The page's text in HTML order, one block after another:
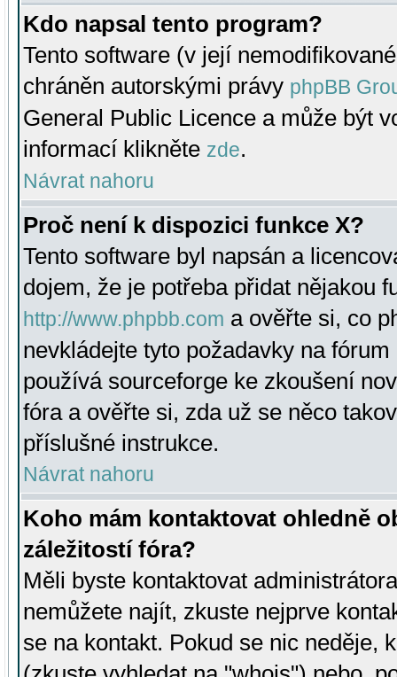
Kdo napsal tento program?
Tento software (v její
chráněn autorskými právy phpBB
General Public Licence a může být
informací klikněte zde.
Návrat nahoru
Proč není k dispozici funkce X?
Tento software byl napsán a
dojem, že je potřeba přidat nějakou
http://www.phpbb.com a ověřte si, co
nevkládejte tyto požadavky na
používá sourceforge ke zkoušení
fóra a ověřte si, zda už se něco
příslušné instrukce.
Návrat nahoru
Koho mám kontaktovat ohledně
záležitostí fóra?
Měli byste kontaktovat
nemůžete najít, zkuste nejprve
se na kontakt. Pokud se nic neděje,